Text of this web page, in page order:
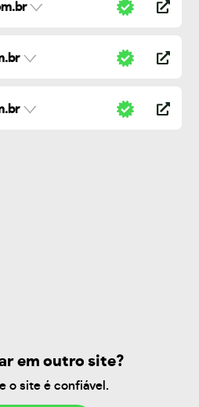
em outro site?
o site é confiável.